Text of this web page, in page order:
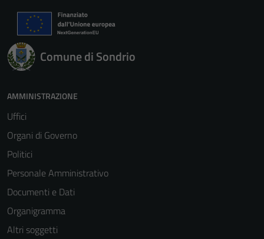
Comune di Sondrio
AMMINISTRAZIONE
Uffici
Organi di Governo
Politici
Personale Amministrativo
Documenti e Dati
Organigramma
Altri soggetti